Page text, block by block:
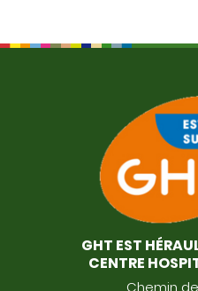
GHT EST
CENTRE
Chemin